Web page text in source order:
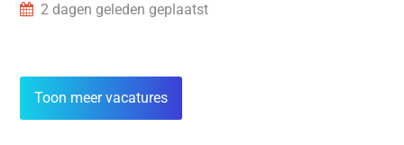
2 dagen geleden geplaatst
Toon meer vacatures